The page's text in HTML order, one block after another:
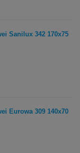
Sanilux 342 170х75
Eurowa 309 140х70